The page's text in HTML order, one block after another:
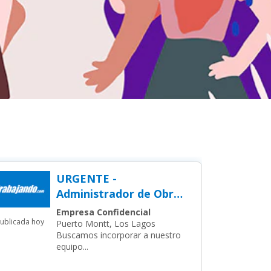
hoy
URGENTE -
Administrador de Obra
de edificación en Altura
para Puerto Montt
Empresa Confidencial
Puerto Montt, Los Lagos
Buscamos incorporar a nuestro
equipo...